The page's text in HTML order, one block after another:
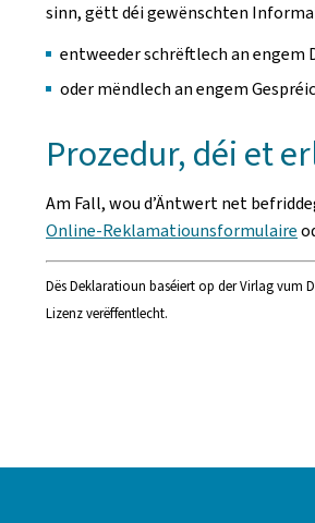
sinn, gëtt déi gewënschten
entweeder schrëftlech an engem
oder mëndlech an engem
Prozedur, déi et
Am Fall, wou d’Äntwert net
Online-Reklamatiounsformulaire
Dës Deklaratioun baséiert op der Virlag vum
Lizenz verëffentlecht.